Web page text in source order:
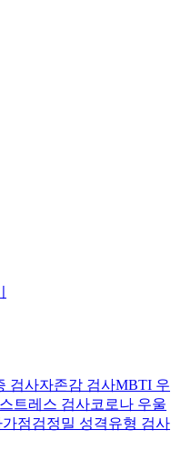
검사자존감 검사MBTI 우
트레스 검사코로나 우울
점검정밀 성격유형 검사